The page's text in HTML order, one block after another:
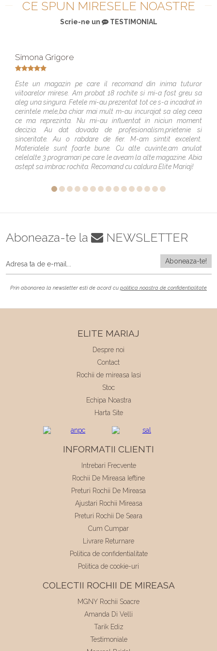
CE SPUN MIRESELE NOASTRE
Scrie-ne un TESTIMONIAL
Simona Grigore
Este un magazin pe care il recomand din inima tuturor
viitoarelor mirese. Am probat 18 rochite si mi-a fost greu sa
aleg una singura. Fetele mi-au prezentat tot ce s-a incadrat in
cerintele mele,ba chiar mai mult m-au incurajat sa aleg ceea
ce ma reprezinta. Nu mi-au influentat in niciun moment
decizia. Au dat dovada de profesionalism,prietenie si
sinceritate. Au o rabdare de fier. M-am simtit excelent.
Materialele sunt foarte bune. Cu alte cuvinte,am anulat
celelalte 3 programari pe care le aveam la alte magazine. Abia
astept sa imbrac rochita. Recomand cu caldura Elite Mariaj!
Aboneaza-te la NEWSLETTER
Prin abonarea la newsletter esti de acord cu politica noastra de confidentialitate
ELITE MARIAJ
Despre noi
Contact
Rochii de mireasa Iasi
Stoc
Echipa Noastra
Harta Site
INFORMATII CLIENTI
Intrebari Frecvente
Rochii De Mireasa Ieftine
Preturi Rochii De Mireasa
Ajustari Rochii Mireasa
Preturi Rochii De Seara
Cum Cumpar
Livrare Returnare
Politica de confidentialitate
Politica de cookie-uri
COLECTII ROCHII DE MIREASA
MGNY Rochii Soacre
Amanda Di Velli
Tarik Ediz
Testimoniale